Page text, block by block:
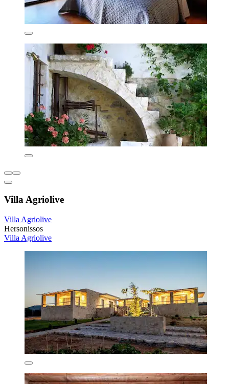
Villa Agriolive
Villa Agriolive
Hersonissos
Villa Agriolive